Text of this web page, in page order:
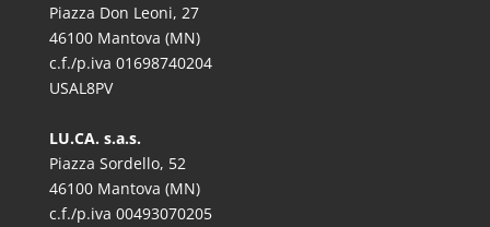
Piazza Don Leoni, 27
46100 Mantova (MN)
c.f./p.iva 01698740204
USAL8PV
LU.CA. s.a.s.
Piazza Sordello, 52
46100 Mantova (MN)
c.f./p.iva 00493070205